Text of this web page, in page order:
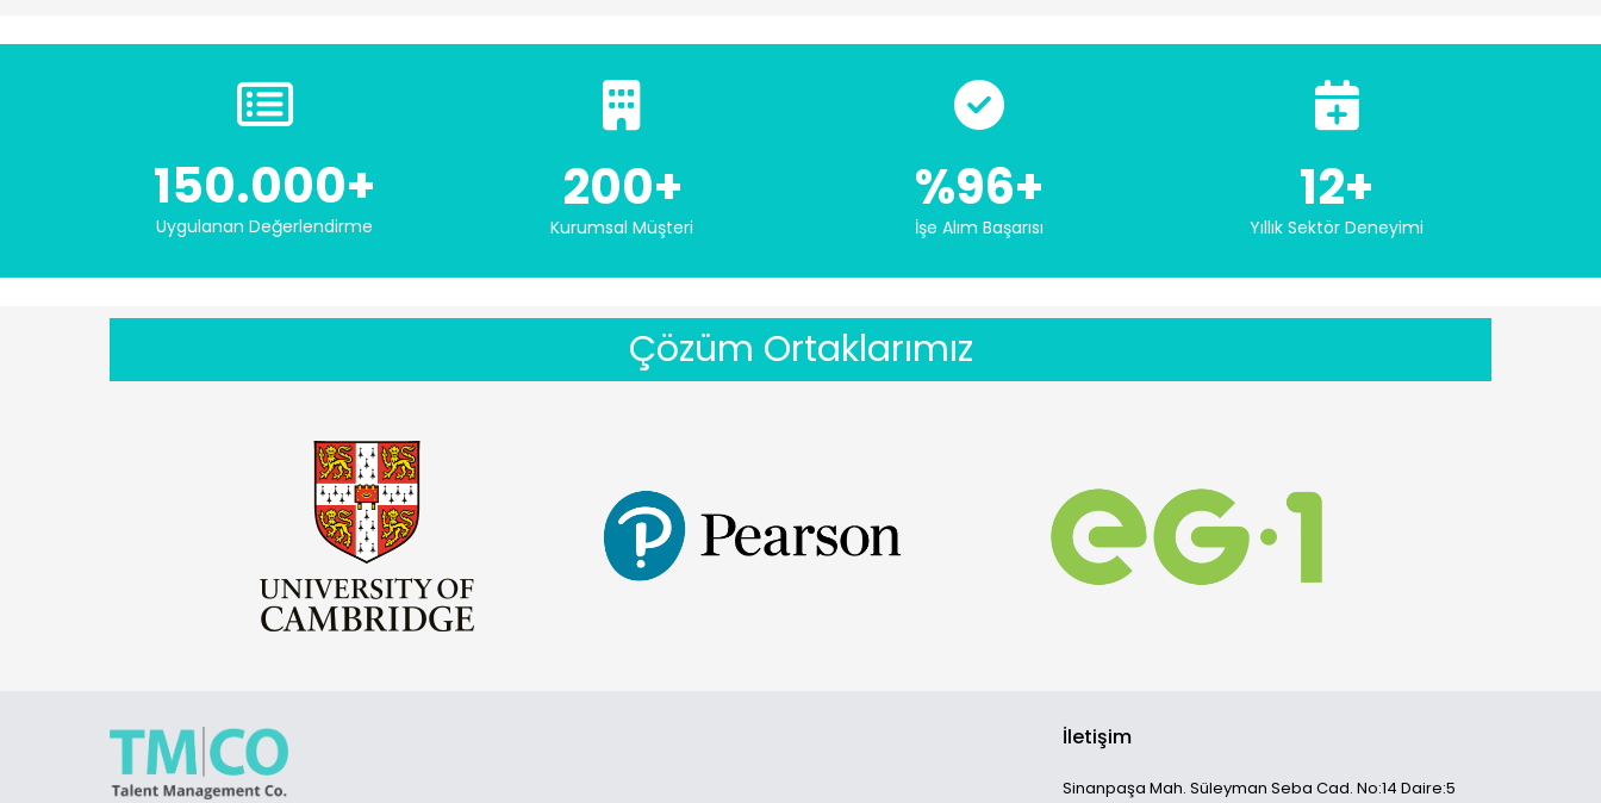
150.000+
Uygulanan Değerlendirme
200+
Kurumsal Müşteri
%96+
İşe Alım Başarısı
12+
Yıllık Sektör Deneyimi
Çözüm Ortaklarımız
İletişim
Sinanpaşa Mah. Süleyman Seba Cad. No:14 Daire:5